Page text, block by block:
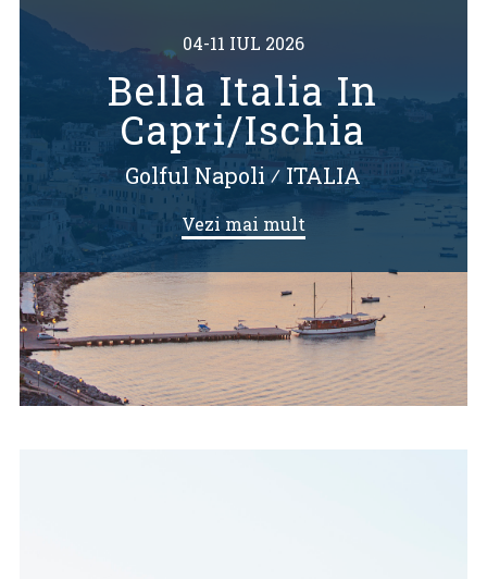
04-11 IUL 2026
Bella Italia In
Capri/Ischia
Golful Napoli ⁄ ITALIA
Vezi mai mult